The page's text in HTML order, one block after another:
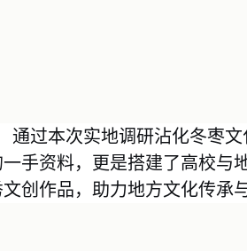
过本次实地调研沾化冬枣
一手资料，更是搭建了高校与
文创作品，助力地方文化传承